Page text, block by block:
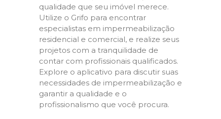
qualidade que seu imóvel merece.
Utilize o Grifo para encontrar
especialistas em impermeabilização
residencial e comercial, e realize seus
projetos com a tranquilidade de
contar com profissionais qualificados.
Explore o aplicativo para discutir suas
necessidades de impermeabilização e
garantir a qualidade e o
profissionalismo que você procura.